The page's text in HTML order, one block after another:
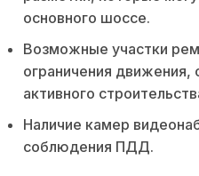
основного шоссе.
Возможные участки
ограничения движения,
активного
Наличие камер
соблюдения ПДД.